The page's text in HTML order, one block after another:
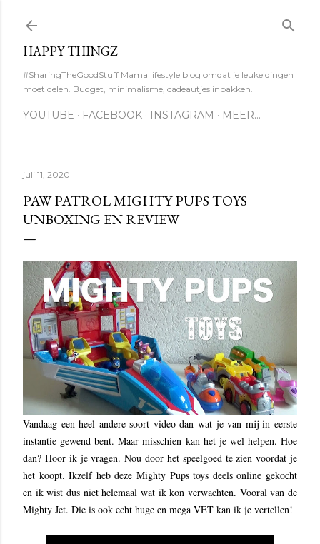
HAPPY THINGZ
#SharingTheGoodStuff Mama lifestyle blog omdat je leuke dingen
moet delen. Budget, minimalisme, cadeautjes inpakken.
YOUTUBE FACEBOOK INSTAGRAM MEER…
juli 11, 2020
PAW PATROL MIGHTY PUPS TOYS
UNBOXING EN REVIEW
Vandaag een heel andere soort video dan wat je van mij in eerste
instantie gewend bent. Maar misschien kan het je wel helpen. Hoe
dan? Hoor ik je vragen. Nou door het speelgoed te zien voordat je
het koopt. Ikzelf heb deze Mighty Pups toys deels online gekocht
en ik wist dus niet helemaal wat ik kon verwachten. Vooral van de
Mighty Jet. Die is ook echt huge en mega VET kan ik je vertellen!